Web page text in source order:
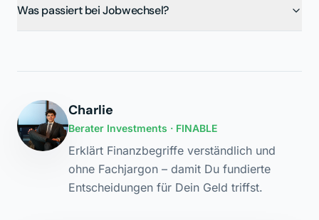
Was passiert bei Jobwechsel?
Charlie
Berater Investments · FINABLE
Erklärt Finanzbegriffe verständlich und
ohne Fachjargon – damit Du fundierte
Entscheidungen für Dein Geld triffst.